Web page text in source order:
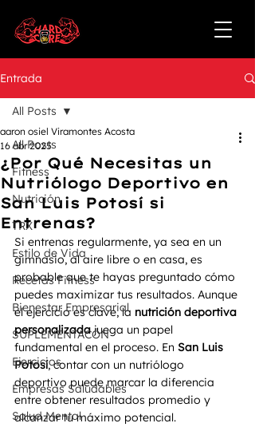
Entrada
All Posts
Fitness
Nutrición
TRX
Estilo de Vida
Recetas Fitness
Bienestar Empresarial
SUPLEMENTACÓN
Ejercicios
Empresas Saludables
Salud Mental
All Posts
¿Por Qué Necesitas un
Nutriólogo Deportivo en
San Luis Potosí si
Entrenas?
aaron osiel Viramontes Acosta
16 abr 2025
Si entrenas regularmente, ya sea en un
gimnasio, al aire libre o en casa, es
probable que te hayas preguntado cómo
puedes maximizar tus resultados. Aunque
el ejercicio es clave, la nutrición deportiva
personalizada juega un papel
fundamental en el proceso. En San Luis
Potosí, contar con un nutriólogo
deportivo puede marcar la diferencia
entre obtener resultados promedio y
alcanzar tu máximo potencial.